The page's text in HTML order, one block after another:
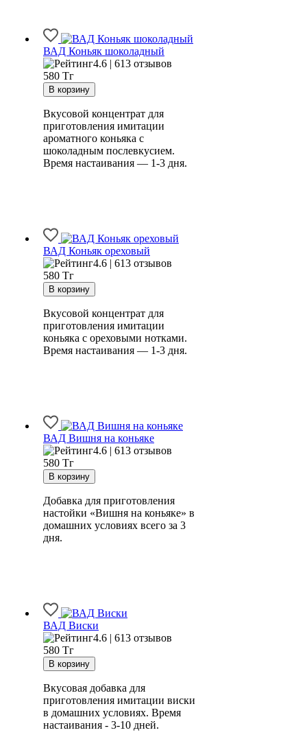
ВАД Коньяк шоколадный
4.6 | 613 отзывов
580 Тг
Вкусовой концентрат для
приготовления имитации
ароматного коньяка с
шоколадным послевкусием.
Время настаивания — 1-3 дня.
ВАД Коньяк ореховый
4.6 | 613 отзывов
580 Тг
Вкусовой концентрат для
приготовления имитации
коньяка с ореховыми нотками.
Время настаивания — 1-3 дня.
ВАД Вишня на коньяке
4.6 | 613 отзывов
580 Тг
Добавка для приготовления
настойки «Вишня на коньяке» в
домашних условиях всего за 3
дня.
ВАД Виски
4.6 | 613 отзывов
580 Тг
Вкусовая добавка для
приготовления имитации виски
в домашних условиях. Время
настаивания - 3-10 дней.